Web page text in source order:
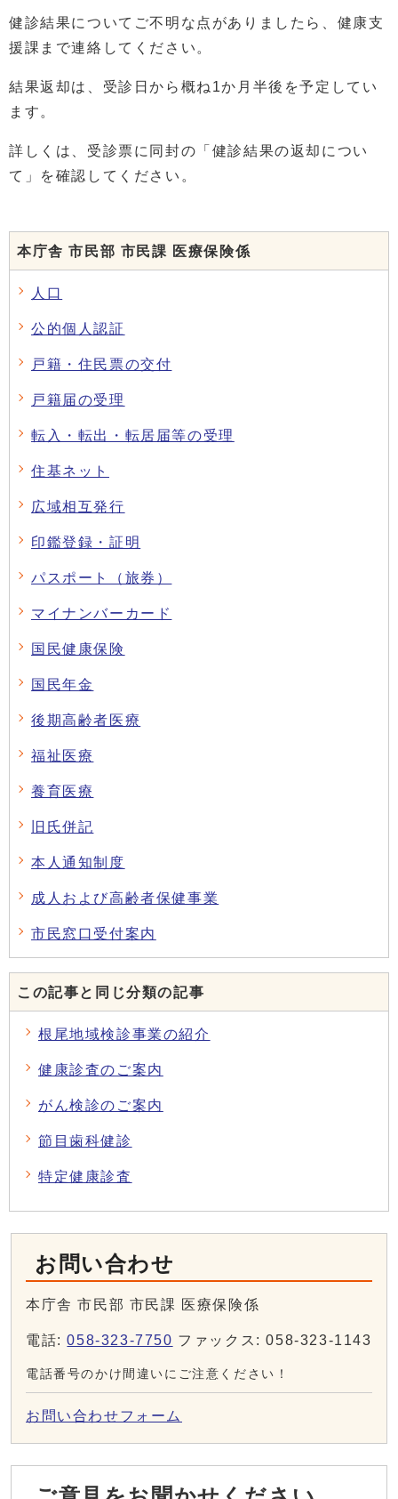
健診結果についてご不明な点がありましたら、健康支
援課まで連絡してください。
結果返却は、受診日から概ね1か月半後を予定してい
ます。
詳しくは、受診票に同封の「健診結果の返却につい
て」を確認してください。
本庁舎 市民部 市民課 医療保険係
人口
公的個人認証
戸籍・住民票の交付
戸籍届の受理
転入・転出・転居届等の受理
住基ネット
広域相互発行
印鑑登録・証明
パスポート（旅券）
マイナンバーカード
国民健康保険
国民年金
後期高齢者医療
福祉医療
養育医療
旧氏併記
本人通知制度
成人および高齢者保健事業
市民窓口受付案内
この記事と同じ分類の記事
根尾地域検診事業の紹介
健康診査のご案内
がん検診のご案内
節目歯科健診
特定健康診査
お問い合わせ
本庁舎 市民部 市民課 医療保険係
電話:058-323-7750 ファックス: 058-323-1143
電話番号のかけ間違いにご注意ください！
お問い合わせフォーム